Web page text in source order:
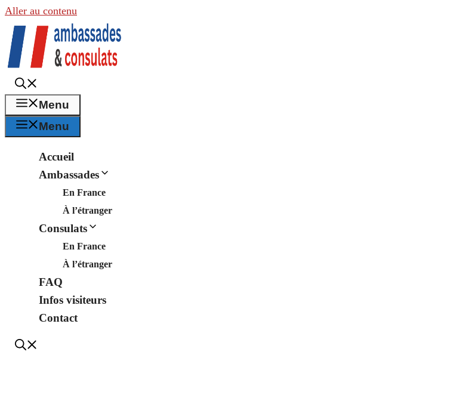
Aller au contenu
Menu
Menu
Accueil
Ambassades
En France
À l’étranger
Consulats
En France
À l’étranger
FAQ
Infos visiteurs
Contact